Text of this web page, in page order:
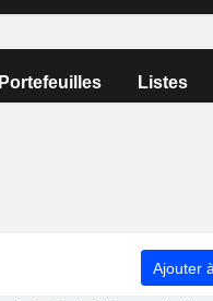
Portefeuilles Listes
Ajouter